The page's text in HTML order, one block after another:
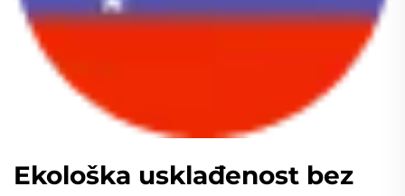
Ekološka usklađenost bez